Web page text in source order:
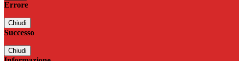
Errore
Chiudi
Successo
Chiudi